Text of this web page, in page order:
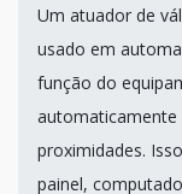
Um atuador de
usado em
função do
automaticamente
proximidades.
painel,